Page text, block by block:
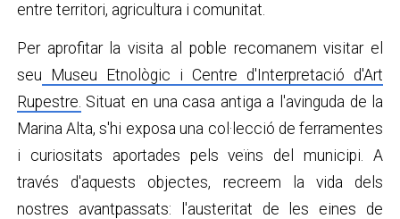
entre territori, agricultura i comunitat.
Per aprofitar la visita al poble recomanem visitar el
seu Museu Etnològic i Centre d'Interpretació d'Art
Rupestre. Situat en una casa antiga a l'avinguda de la
Marina Alta, s'hi exposa una col·lecció de ferramentes
i curiositats aportades pels veïns del municipi. A
través d'aquests objectes, recreem la vida dels
nostres avantpassats: l'austeritat de les eines de